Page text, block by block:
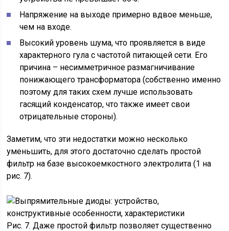
Напряжение на выходе примерно вдвое меньше,
чем на входе.
Высокий уровень шума, что проявляется в виде
характерного гула с частотой питающей сети. Его
причина – несимметричное размагничивание
понижающего трансформатора (собственно именно
поэтому для таких схем лучше использовать
гасящий конденсатор, что также имеет свои
отрицательные стороны).
Заметим, что эти недостатки можно несколько
уменьшить, для этого достаточно сделать простой
фильтр на базе высокоемкостного электролита (1 на
рис. 7).
Рис. 7. Даже простой фильтр позволяет существенно